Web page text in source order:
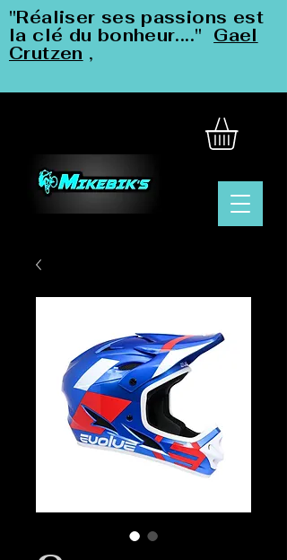
"Réaliser ses passions est
la clé du bonheur...." Gael
Crutzen ,